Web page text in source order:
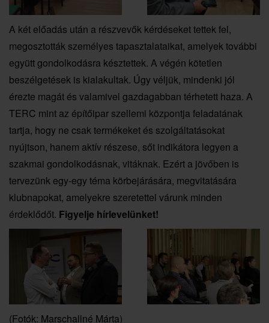
A két előadás után a részvevők kérdéseket tettek fel,
megosztották személyes tapasztalataikat, amelyek további
együtt gondolkodásra késztettek. A végén kötetlen
beszélgetések is kialakultak. Úgy véljük, mindenki jól
érezte magát és valamivel gazdagabban térhetett haza. A
TERC mint az építőipar szellemi központja feladatának
tartja, hogy ne csak termékeket és szolgáltatásokat
nyújtson, hanem aktív részese, sőt indikátora legyen a
szakmai gondolkodásnak, vitáknak. Ezért a jövőben is
tervezünk egy-egy téma körbejárására, megvitatására
klubnapokat, amelyekre szeretettel várunk minden
érdeklődőt. Figyelje hírlevelünket!
(Fotók: Marschallné Márta)